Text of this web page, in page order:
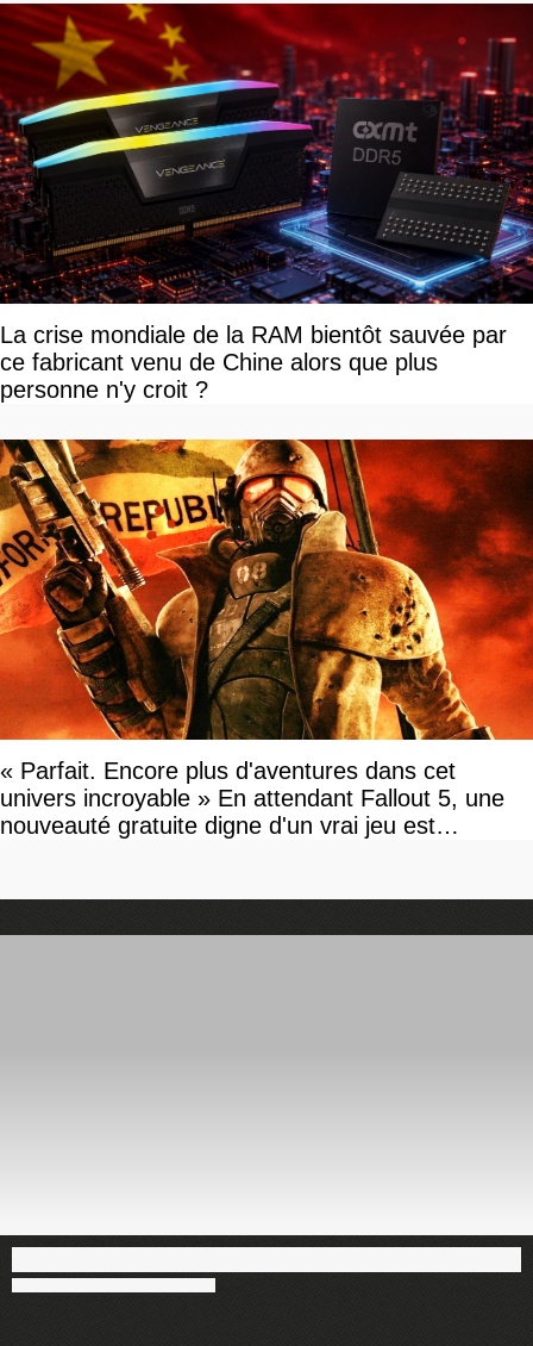
La crise mondiale de la RAM bientôt sauvée par
ce fabricant venu de Chine alors que plus
personne n'y croit ?
« Parfait. Encore plus d'aventures dans cet
univers incroyable » En attendant Fallout 5, une
nouveauté gratuite digne d'un vrai jeu est